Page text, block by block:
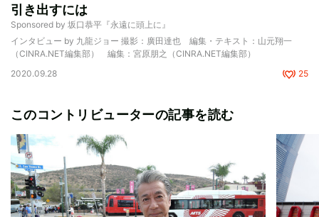
引き出すには
Sponsored by 坂口恭平『永遠に頭上に』
インタビュー by 九龍ジョー 撮影：廣田達也 編集・テキスト：山元翔一
（CINRA.NET編集部） 編集：宮原朋之（CINRA.NET編集部）
2020.09.28
25
このコントリビューターの記事を読む